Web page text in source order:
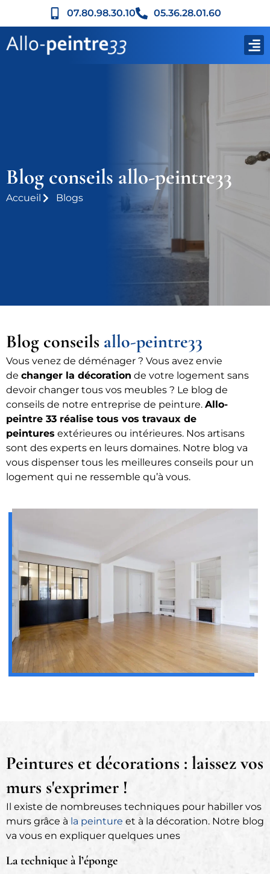
07.80.98.30.10 05.36.28.01.60
Blog conseils allo-peintre33
Accueil Blogs
Blog conseils allo-peintre33
Vous venez de déménager ? Vous avez envie
de changer la décoration de votre logement sans
devoir changer tous vos meubles ? Le blog de
conseils de notre entreprise de peinture. Allo-
peintre 33 réalise tous vos travaux de
peintures extérieures ou intérieures. Nos artisans
sont des experts en leurs domaines. Notre blog va
vous dispenser tous les meilleures conseils pour un
logement qui ne ressemble qu’à vous.
Peintures et décorations : laissez vos
murs s'exprimer !
Il existe de nombreuses techniques pour habiller vos
murs grâce à la peinture et à la décoration. Notre blog
va vous en expliquer quelques unes
La technique à l’éponge